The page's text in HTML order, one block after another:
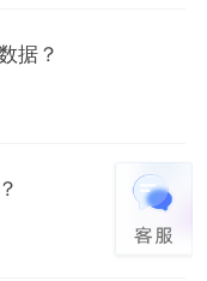
据？